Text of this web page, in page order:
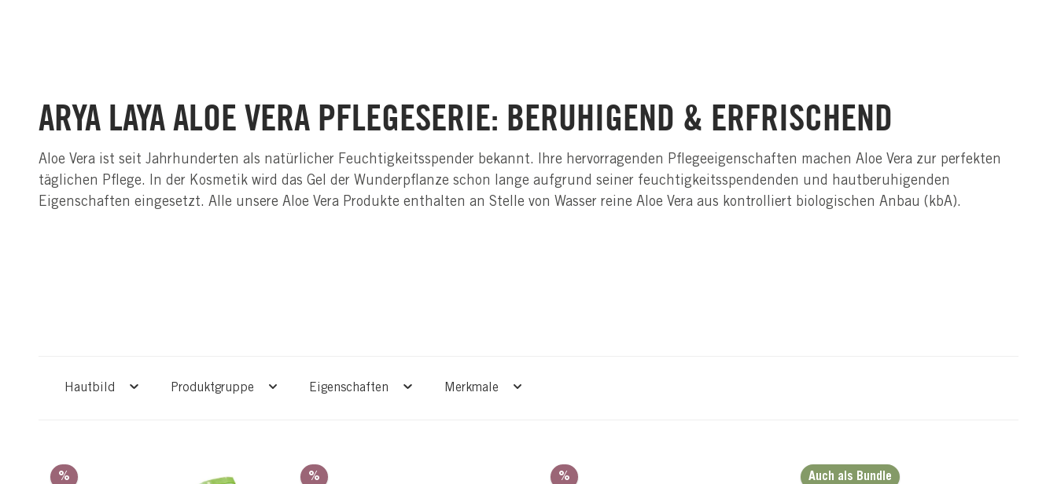
ARYA LAYA ALOE VERA PFLEGESERIE: BERUHIGEND & ERFRISCHEND
Aloe Vera ist seit Jahrhunderten als natürlicher Feuchtigkeitsspender bekannt. Ihre hervorragenden Pflegeeigenschaften machen Aloe Vera zur perfekten
täglichen Pflege. In der Kosmetik wird das Gel der Wunderpflanze schon lange aufgrund seiner feuchtigkeitsspendenden und hautberuhigenden
Eigenschaften eingesetzt. Alle unsere Aloe Vera Produkte enthalten an Stelle von Wasser reine Aloe Vera aus kontrolliert biologischen Anbau (kbA).
Hautbild Produktgruppe Eigenschaften Merkmale
% Rabatt % Rabatt % Rabatt Auch als Bundle